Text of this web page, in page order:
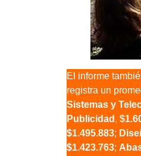
El informe
registra un
Sistemas y
Publicidad ,
$1.495.883;
$1.423.763;